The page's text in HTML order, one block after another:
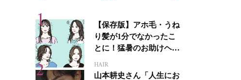
【保存版】アホ毛・うね
り髪が1分でなかったこ
とに！猛暑のお助けヘア
HAIR
山本耕史さん「人生にお